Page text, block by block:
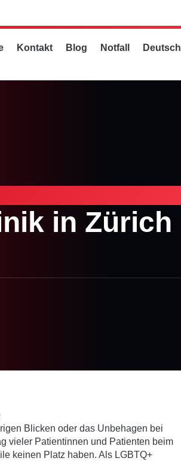
Kontakt Blog Notfall Deutsch
in Zürich
Blicken oder das Unbehagen bei
vieler Patientinnen und Patienten beim
keinen Platz haben. Als LGBTQ+